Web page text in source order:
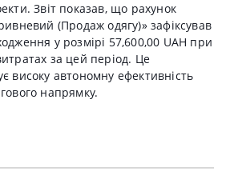
Звіт показав, що рахунок
(Продаж одягу)» зафіксував
у розмірі 57,600,00 UAH при
за цей період. Це
високу автономну ефективність
напрямку.